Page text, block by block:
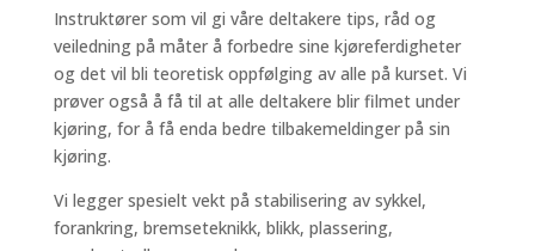
Instruktører som vil gi våre deltakere tips, råd og
veiledning på måter å forbedre sine kjøreferdigheter
og det vil bli teoretisk oppfølging av alle på kurset. Vi
prøver også å få til at alle deltakere blir filmet under
kjøring, for å få enda bedre tilbakemeldinger på sin
kjøring.
Vi legger spesielt vekt på stabilisering av sykkel,
forankring, bremseteknikk, blikk, plassering,